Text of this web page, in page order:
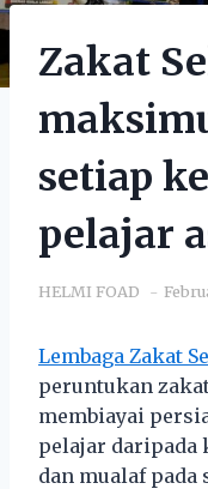
Zakat
setiap
pelajar
HELMI FOAD
Lembaga Zakat
peruntukan
membiayai
pelajar daripada
dan mualaf pada